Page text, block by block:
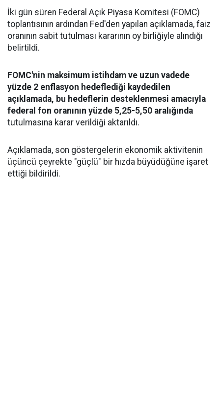
İki gün süren Federal Açık Piyasa Komitesi (FOMC)
toplantısının ardından Fed'den yapılan açıklamada, faiz
oranının sabit tutulması kararının oy birliğiyle alındığı
belirtildi.
FOMC'nin maksimum istihdam ve uzun vadede
yüzde 2 enflasyon hedeflediği kaydedilen
açıklamada, bu hedeflerin desteklenmesi amacıyla
federal fon oranının yüzde 5,25-5,50 aralığında
tutulmasına karar verildiği aktarıldı.
Açıklamada, son göstergelerin ekonomik aktivitenin
üçüncü çeyrekte "güçlü" bir hızda büyüdüğüne işaret
ettiği bildirildi.